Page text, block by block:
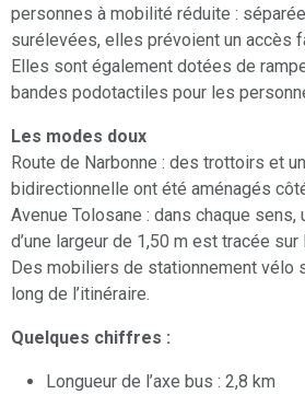
personnes à mobilité réduite :
surélevées, elles prévoient un accès
Elles sont également dotées de
bandes podotactiles pour les
Les modes doux
Route de Narbonne : des trottoirs et
bidirectionnelle ont été aménagés
Avenue Tolosane : dans chaque sens,
d’une largeur de 1,50 m est tracée sur
Des mobiliers de stationnement vélo
long de l’itinéraire.
Quelques chiffres :
Longueur de l’axe bus : 2,8 km